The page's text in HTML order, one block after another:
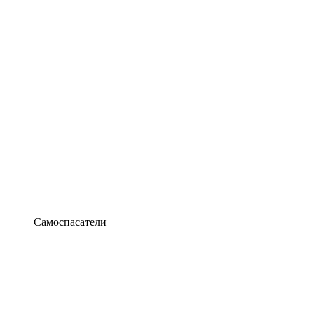
Самоспасатели